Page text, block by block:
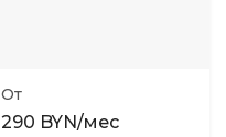
От
290 BYN/мес